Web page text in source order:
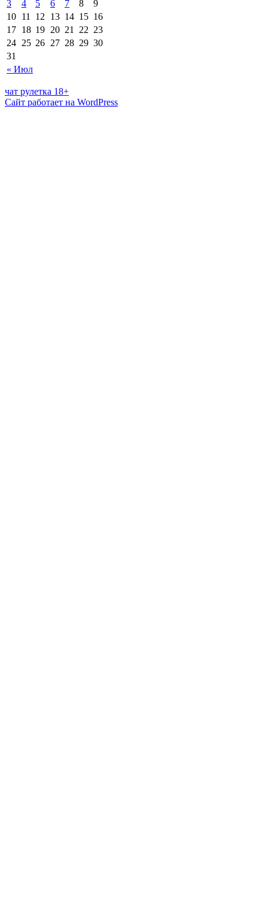
« Июл
3 4 5 6 7 8
9
10 11 12 13 14 15 16
17 18 19 20 21 22 23
24 25 26 27 28 29 30
31
чат рулетка 18+
Сайт работает на WordPress